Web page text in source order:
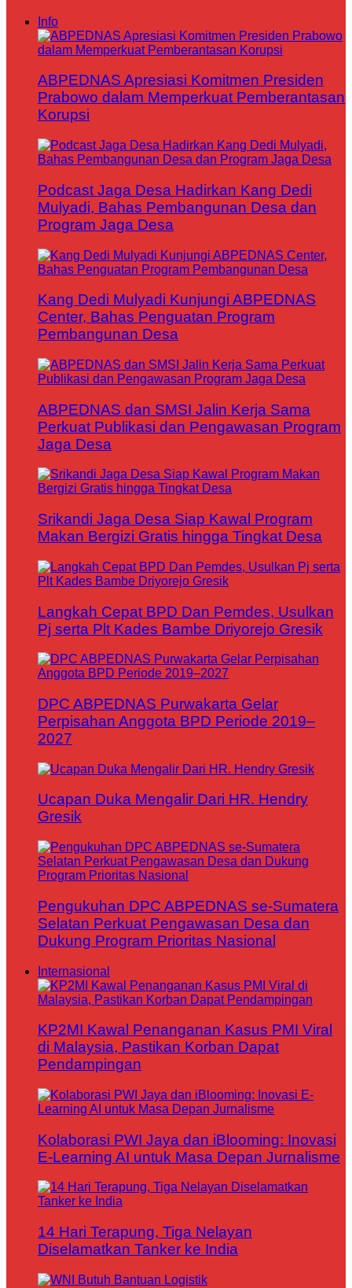
Info
ABPEDNAS Apresiasi Komitmen Presiden
Prabowo dalam Memperkuat Pemberantasan
Korupsi
Podcast Jaga Desa Hadirkan Kang Dedi
Mulyadi, Bahas Pembangunan Desa dan
Program Jaga Desa
Kang Dedi Mulyadi Kunjungi ABPEDNAS
Center, Bahas Penguatan Program
Pembangunan Desa
ABPEDNAS dan SMSI Jalin Kerja Sama
Perkuat Publikasi dan Pengawasan Program
Jaga Desa
Srikandi Jaga Desa Siap Kawal Program
Makan Bergizi Gratis hingga Tingkat Desa
Langkah Cepat BPD Dan Pemdes, Usulkan
Pj serta Plt Kades Bambe Driyorejo Gresik
DPC ABPEDNAS Purwakarta Gelar
Perpisahan Anggota BPD Periode 2019–
2027
Ucapan Duka Mengalir Dari HR. Hendry
Gresik
Pengukuhan DPC ABPEDNAS se-Sumatera
Selatan Perkuat Pengawasan Desa dan
Dukung Program Prioritas Nasional
Internasional
KP2MI Kawal Penanganan Kasus PMI Viral
di Malaysia, Pastikan Korban Dapat
Pendampingan
Kolaborasi PWI Jaya dan iBlooming: Inovasi
E-Learning AI untuk Masa Depan Jurnalisme
14 Hari Terapung, Tiga Nelayan
Diselamatkan Tanker ke India